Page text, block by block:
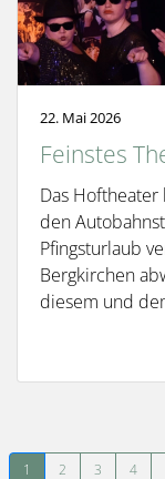
22. Mai 2026
Feinstes
Das
den
Pfingsturlaub
Bergkirchen
diesem und
1 2 3 4